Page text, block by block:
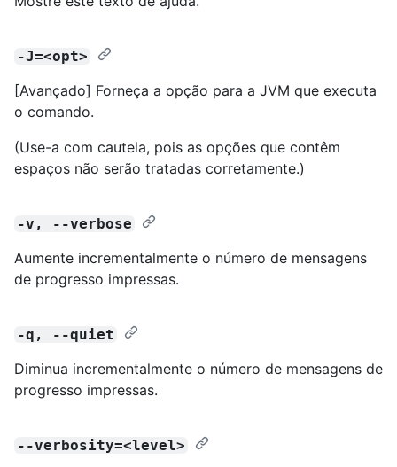
-J=<opt>
[Avançado] Forneça a opção para a JVM que executa
o comando.
(Use-a com cautela, pois as opções que contêm
espaços não serão tratadas corretamente.)
-v, --verbose
Aumente incrementalmente o número de mensagens
de progresso impressas.
-q, --quiet
Diminua incrementalmente o número de mensagens de
progresso impressas.
--verbosity=<level>